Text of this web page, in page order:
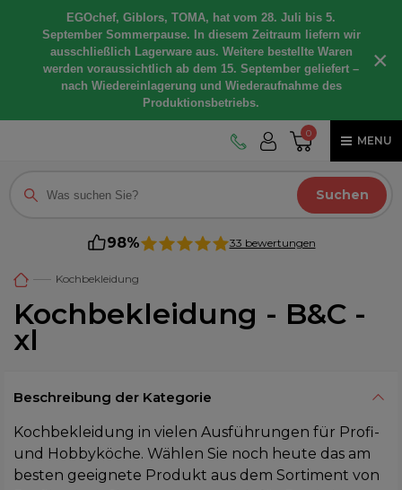
EGOchef, Giblors, TOMA, hat vom 28. Juli bis 5.
September Sommerpause. In diesem Zeitraum liefern wir
ausschließlich Lagerware aus. Weitere bestellte Waren
werden voraussichtlich ab dem 15. September geliefert –
nach Wiedereinlagerung und Wiederaufnahme des
Produktionsbetriebs.
×
0
MENU
Suchen
98% 33 bewertungen
Kochbekleidung
Kochbekleidung - B&C -
xl
Beschreibung der Kategorie
Kochbekleidung in vielen Ausführungen für Profi-
und Hobbyköche. Wählen Sie noch heute das am
besten geeignete Produkt aus dem Sortiment von